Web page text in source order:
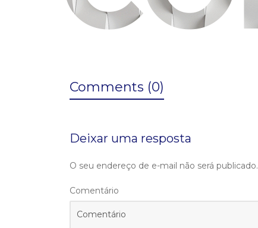
Comments (0)
Deixar uma resposta
O seu endereço de e-mail não será publicado.
Comentário